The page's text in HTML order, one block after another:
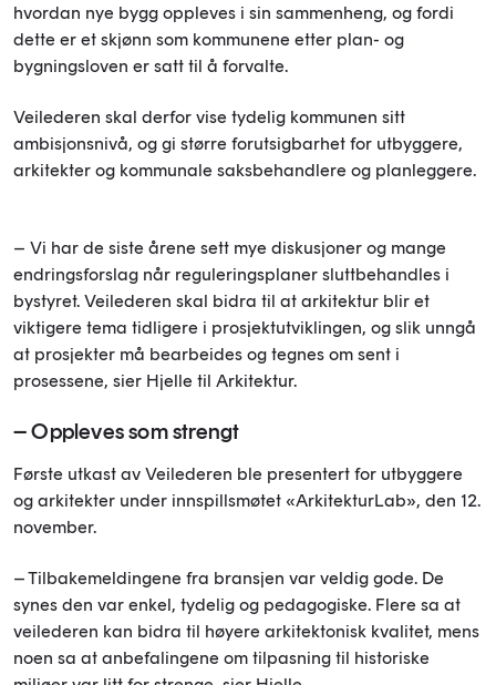
hvordan nye bygg oppleves i sin sammenheng, og fordi
dette er et skjønn som kommunene etter plan- og
bygningsloven er satt til å forvalte.
Veilederen skal derfor vise tydelig kommunen sitt
ambisjonsnivå, og gi større forutsigbarhet for utbyggere,
arkitekter og kommunale saksbehandlere og planleggere.
– Vi har de siste årene sett mye diskusjoner og mange
endringsforslag når reguleringsplaner sluttbehandles i
bystyret. Veilederen skal bidra til at arkitektur blir et
viktigere tema tidligere i prosjektutviklingen, og slik unngå
at prosjekter må bearbeides og tegnes om sent i
prosessene, sier Hjelle til Arkitektur.
– Oppleves som strengt
Første utkast av Veilederen ble presentert for utbyggere
og arkitekter under innspillsmøtet «ArkitekturLab», den 12.
november.
– Tilbakemeldingene fra bransjen var veldig gode. De
synes den var enkel, tydelig og pedagogiske. Flere sa at
veilederen kan bidra til høyere arkitektonisk kvalitet, mens
noen sa at anbefalingene om tilpasning til historiske